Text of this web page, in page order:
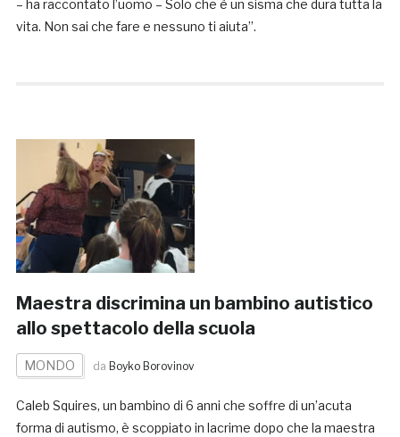
– ha raccontato l’uomo – Solo che è un sisma che dura tutta la
vita. Non sai che fare e nessuno ti aiuta”.
Maestra discrimina un bambino autistico
allo spettacolo della scuola
MONDO da Boyko Borovinov
Caleb Squires, un bambino di 6 anni che soffre di un’acuta
forma di autismo, è scoppiato in lacrime dopo che la maestra